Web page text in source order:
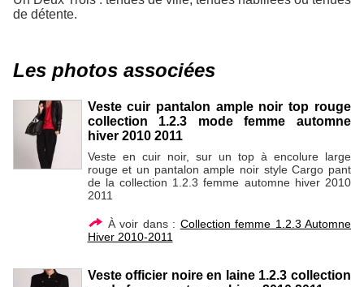
de détente.
Les photos associées
Veste cuir pantalon ample noir top rouge
collection 1.2.3 mode femme automne
hiver 2010 2011
Veste en cuir noir, sur un top à encolure large
rouge et un pantalon ample noir style Cargo pant
de la collection 1.2.3 femme automne hiver 2010
2011
À voir dans : Collection femme 1.2.3 Automne
Hiver 2010-2011
Veste officier noire en laine 1.2.3 collection